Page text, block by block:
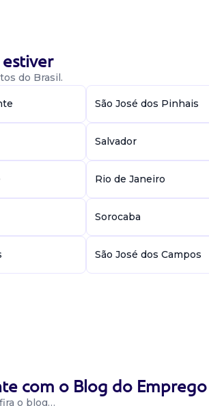
no setor de
Nossa missão
head>
center>
do Brasil.
São José dos Pinhais
Salvador
Rio de Janeiro
Sorocaba
São José dos Campos
com o Blog do Emprego
o blog…